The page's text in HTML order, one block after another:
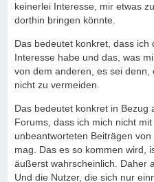
keinerlei Interesse, mir etwas
dorthin bringen könnte.
Das bedeutet konkret, dass ich
Interesse habe und das, was
von dem anderen, es sei denn,
nicht zu vermeiden.
Das bedeutet konkret in Bezug
Forums, dass ich mich nicht
unbeantworteten Beiträgen
mag. Das es so kommen wird,
äußerst wahrscheinlich. Daher
Und die Nutzer, die sich nur